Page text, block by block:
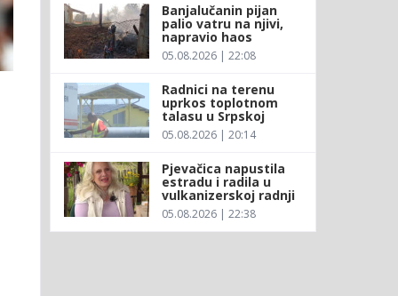
Banjalučanin pijan
palio vatru na njivi,
napravio haos
05.08.2026 | 22:08
Radnici na terenu
uprkos toplotnom
talasu u Srpskoj
05.08.2026 | 20:14
Pjevačica napustila
estradu i radila u
vulkanizerskoj radnji
05.08.2026 | 22:38